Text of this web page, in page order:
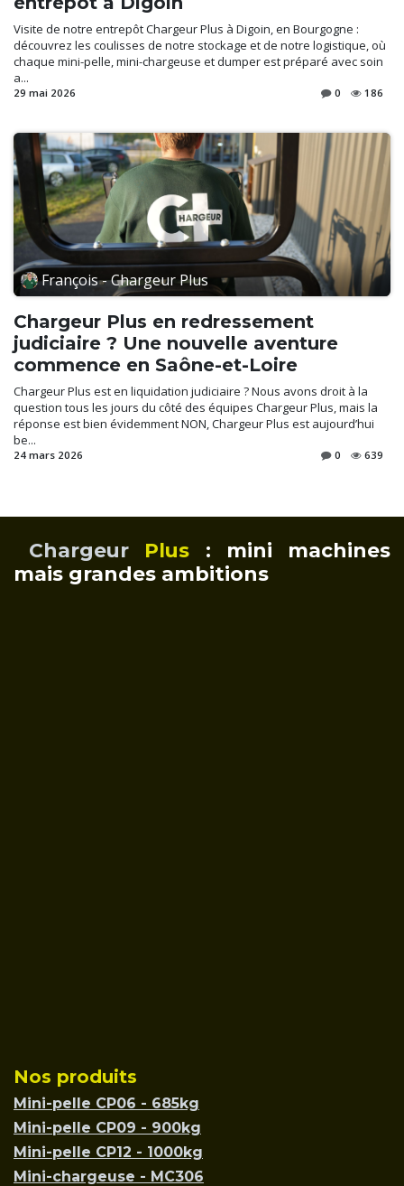
Visite de notre entrepôt Chargeur Plus à Digoin, en Bourgogne :
découvrez les coulisses de notre stockage et de notre logistique, où
chaque mini-pelle, mini-chargeuse et dumper est préparé avec soin
a...
29 mai 2026 0 186
François - Chargeur Plus
Chargeur Plus en redressement
judiciaire ? Une nouvelle aventure
commence en Saône-et-Loire
Chargeur Plus est en liquidation judiciaire ? Nous avons droit à la
question tous les jours du côté des équipes Chargeur Plus, mais la
réponse est bien évidemment NON, Chargeur Plus est aujourd’hui
be...
24 mars 2026 0 639
Chargeur Plus : mini machines
mais grandes ambitions
Nos produits
Mini-pelle CP06 - 685kg
Mini-pelle CP09 - 900kg
Mini-pelle CP12 - 1000kg
Mini-chargeuse - MC306